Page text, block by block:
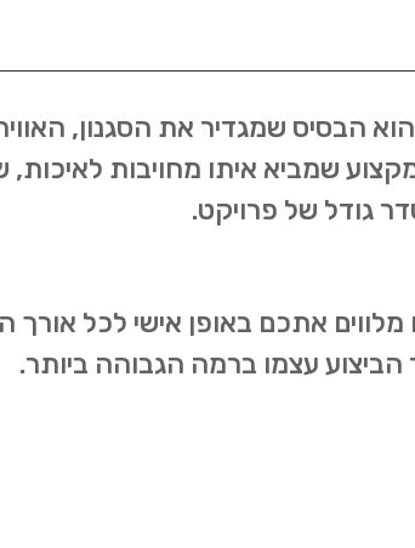
הבסיס שמגדיר את הסגנון,
שמביא איתו מחויבות לאיכות,
גודל של פרויקט.
מלווים אתכם באופן אישי לכל אורך
הביצוע עצמו ברמה הגבוהה ביותר.